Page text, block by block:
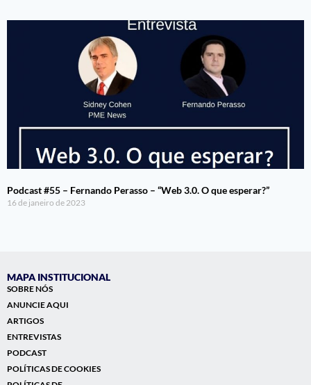
Podcast #55 – Fernando Perasso – “Web 3.0. O que esperar?”
16 de janeiro de 2023
MAPA INSTITUCIONAL
SOBRE NÓS
ANUNCIE AQUI
ARTIGOS
ENTREVISTAS
PODCAST
POLÍTICAS DE COOKIES